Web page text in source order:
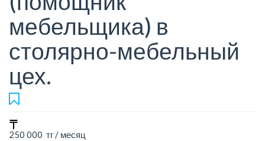
мебельщика) в
столярно-мебельный
цех.
250 000 тг / месяц